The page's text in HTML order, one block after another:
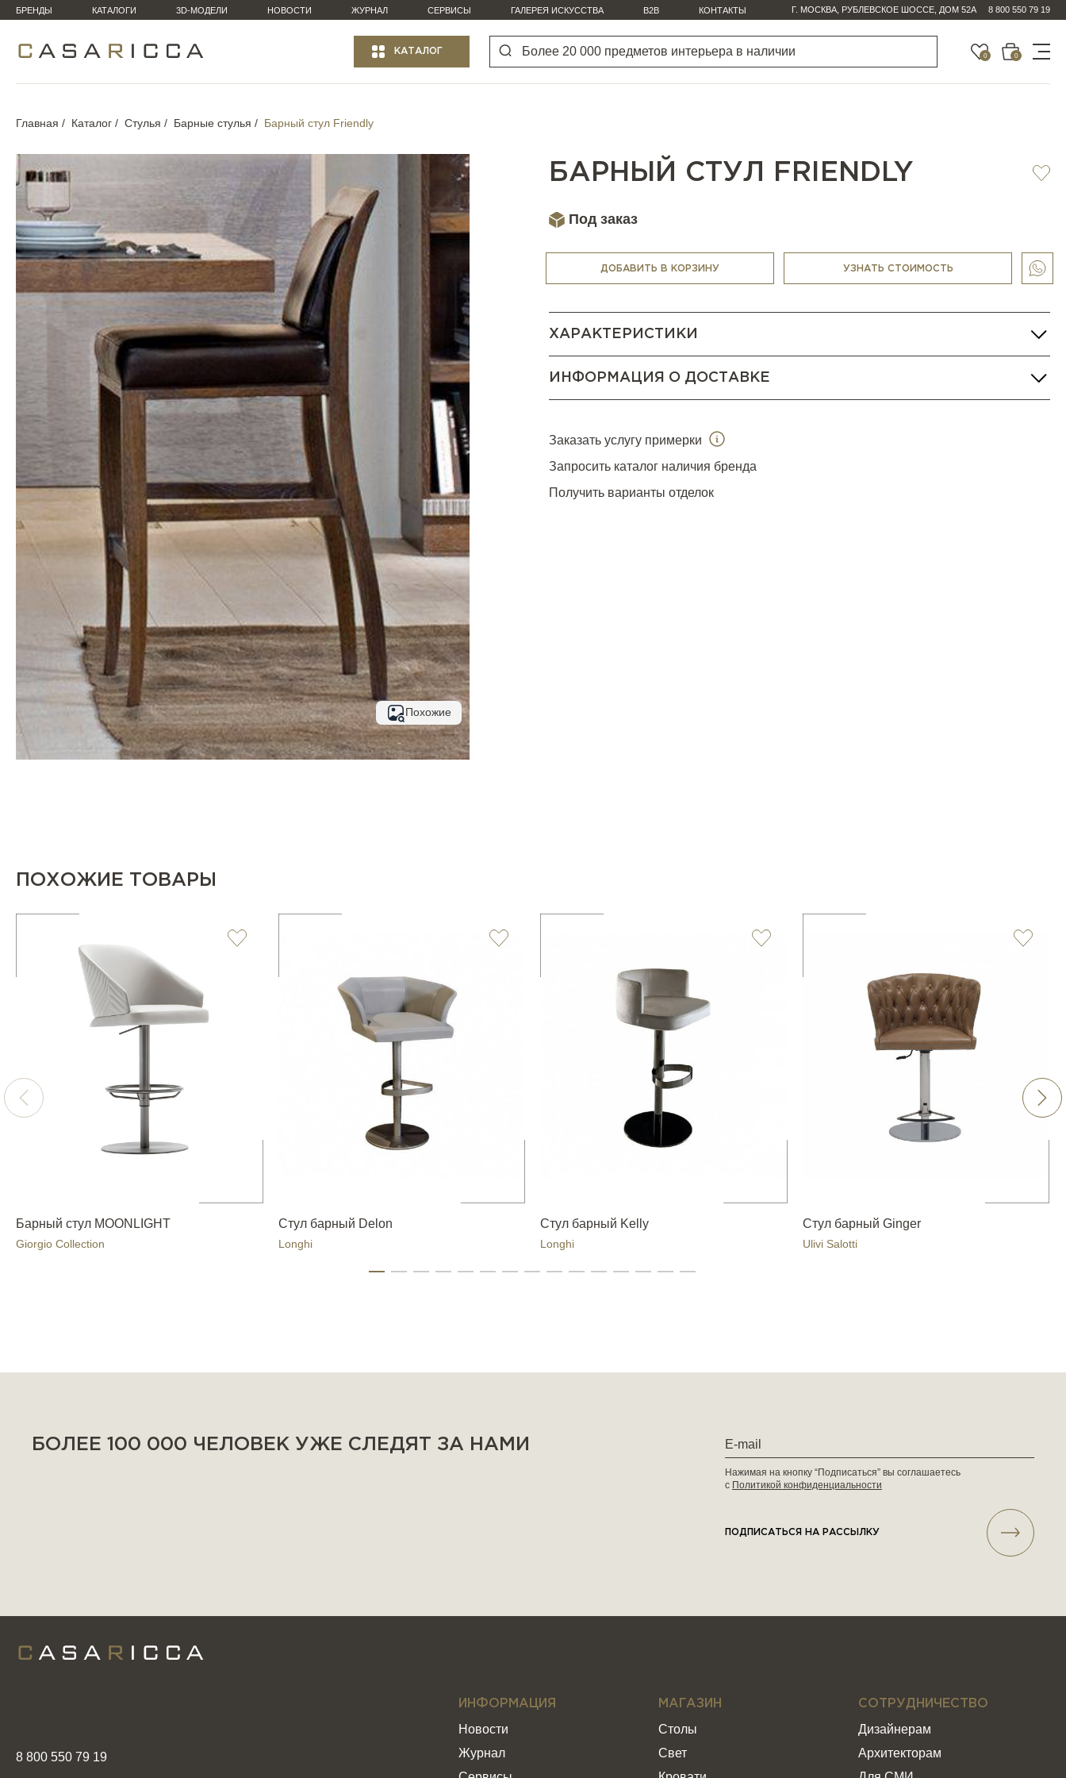
БРЕНДЫ КАТАЛОГИ 3D-МОДЕЛИ НОВОСТИ ЖУРНАЛ СЕРВИСЫ ГАЛЕРЕЯ ИСКУССТВА B2B КОНТАКТЫ Г. МОСКВА, РУБЛЕВСКОЕ ШОССЕ, ДОМ 52А 8 800 550 79 19
КАТАЛОГ 0 0
Главная Каталог Стулья Барные стулья Барный стул Friendly
Похожие
БАРНЫЙ СТУЛ FRIENDLY
Под заказ
ДОБАВИТЬ В КОРЗИНУ УЗНАТЬ СТОИМОСТЬ
ХАРАКТЕРИСТИКИ
ИНФОРМАЦИЯ О ДОСТАВКЕ
Заказать услугу примерки
Запросить каталог наличия бренда
Получить варианты отделок
ПОХОЖИЕ ТОВАРЫ
Барный стул MOONLIGHT
Giorgio Collection
Стул барный Delon
Longhi
Стул барный Kelly
Longhi
Стул барный Ginger
Ulivi Salotti
БОЛЕЕ 100 000 ЧЕЛОВЕК УЖЕ СЛЕДЯТ ЗА НАМИ
Нажимая на кнопку “Подписаться” вы соглашаетесь
с Политикой конфиденциальности
ПОДПИСАТЬСЯ НА РАССЫЛКУ
8 800 550 79 19
ИНФОРМАЦИЯ
Новости
Журнал
МАГАЗИН
Столы
Свет
СОТРУДНИЧЕСТВО
Дизайнерам
Архитекторам